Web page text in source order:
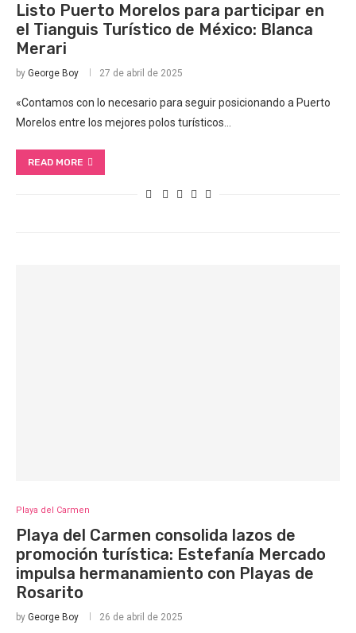
Listo Puerto Morelos para participar en
el Tianguis Turístico de México: Blanca
Merari
by George Boy 27 de abril de 2025
«Contamos con lo necesario para seguir posicionando a Puerto
Morelos entre los mejores polos turísticos…
READ MORE
Playa del Carmen
Playa del Carmen consolida lazos de
promoción turística: Estefanía Mercado
impulsa hermanamiento con Playas de
Rosarito
by George Boy 26 de abril de 2025